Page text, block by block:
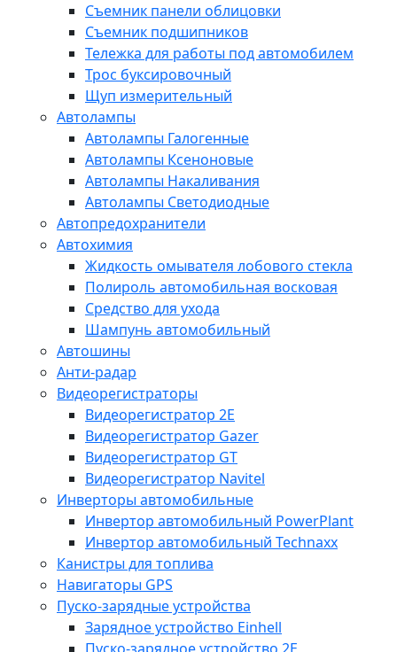
Съемник панели облицовки
Съемник подшипников
Тележка для работы под автомобилем
Трос буксировочный
Щуп измерительный
Автолампы
Автолампы Галогенные
Автолампы Ксеноновые
Автолампы Накаливания
Автолампы Светодиодные
Автопредохранители
Автохимия
Жидкость омывателя лобового стекла
Полироль автомобильная восковая
Средство для ухода
Шампунь автомобильный
Автошины
Анти-радар
Видеорегистраторы
Видеорегистратор 2E
Видеорегистратор Gazer
Видеорегистратор GT
Видеорегистратор Navitel
Инверторы автомобильные
Инвертор автомобильный PowerPlant
Инвертор автомобильный Technaxx
Канистры для топлива
Навигаторы GPS
Пуско-зарядные устройства
Зарядное устройство Einhell